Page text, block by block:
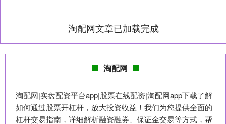
淘配网文章已加载完成
淘配网
淘配网|实盘配资平台app|股票在线配资|淘配网app下载了解
如何通过股票开杠杆，放大投资收益！我们为您提供全面的
杠杆交易指南，详细解析融资融券、保证金交易等方式，帮